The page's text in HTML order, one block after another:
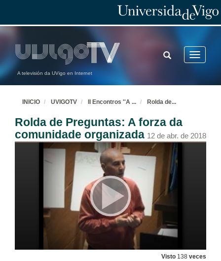
A televisión da UVigo en Internet
Toggle
TOGGLE
SEARCH
INICIO UVIGOTV II Encontros ''A ... Rolda de...
Rolda de Preguntas: A forza da
comunidade organizada 12 de abr. de 2018
Visto 138 veces